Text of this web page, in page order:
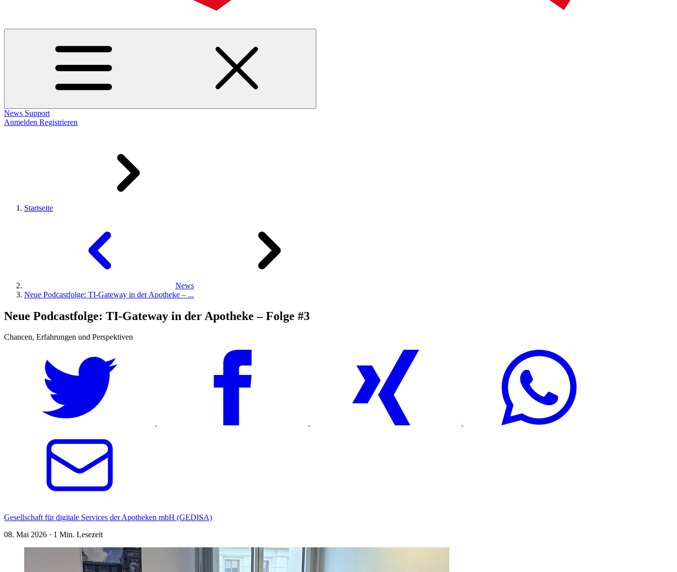
News Support
Anmelden Registrieren
Startseite
News
Neue Podcastfolge: TI-Gateway in der Apotheke – ...
Neue Podcastfolge: TI-Gateway in der Apotheke – Folge #3
Chancen, Erfahrungen und Perspektiven
Gesellschaft für digitale Services der Apotheken mbH (GEDISA)
08. Mai 2026 · 1 Min. Lesezeit